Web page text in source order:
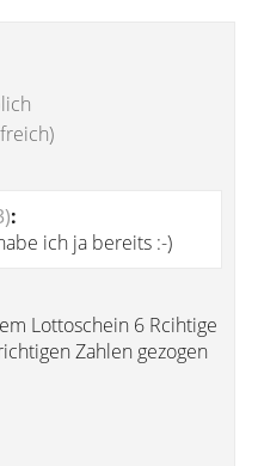
:
ich ja bereits :-)
Lottoschein 6 Rcihtige
Zahlen gezogen